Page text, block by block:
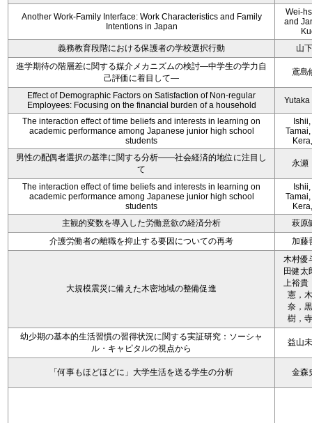
Another Work-Family Interface: Work Characteristics and Family
Intentions in Japan
Wei-
and
義務教育段階における保護者の学校選択行動
山
進学期待の階層差に関する媒介メカニズムの検討―中学生の学力自
己評価に着目して―
鳶島
Effect of Demographic Factors on Satisfaction of Non-regular
Employees: Focusing on the financial burden of a household
The interaction effect of time beliefs and interests in learning on
academic performance among Japanese junior high school
students
男性の配偶者選択の基準に関する分析――社会経済的地位に注目し
て
永
The interaction effect of time beliefs and interests in learning on
academic performance among Japanese junior high school
students
主観的変数を導入した労働意欲の経済分析
萩原
介護労働者の離職を抑止する要因についての再考
加藤
大規模震災に備えた木密地域の整備促進
木村優
田健太
上裕貴
憲，
奈，
樹，
幼少期の基本的生活習慣の習得状況に関する実証研究：ソーシャ
ル・キャピタルの視点から
益山
「何事もほどほどに」大学生活を送る学生の分析 金森